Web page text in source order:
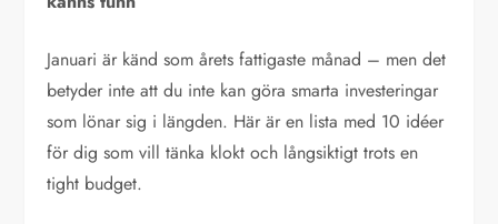
Januari är känd som årets fattigaste månad – men det
betyder inte att du inte kan göra smarta investeringar
som lönar sig i längden. Här är en lista med 10 idéer
för dig som vill tänka klokt och långsiktigt trots en
tight budget.